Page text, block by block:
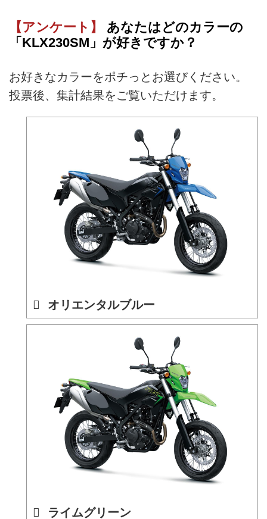
【アンケート】
あなたはどのカラーの
「KLX230SM」が好きですか？
お好きなカラーをポチっとお選びください。
投票後、集計結果をご覧いただけます。
オリエンタルブルー
ライムグリーン